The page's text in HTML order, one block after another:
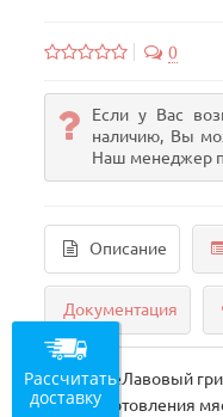
0
Если у Вас
наличию, Вы
Наш менеджер
Описание
Документация
ОписаниеЛавовый
для приготовления
Рассчитать
доставку